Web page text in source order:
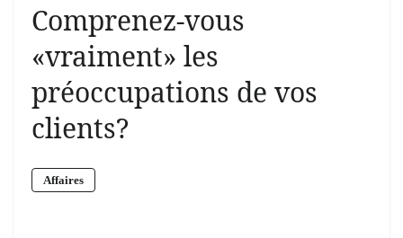
Comprenez-vous
«vraiment» les
préoccupations de vos
clients?
Affaires